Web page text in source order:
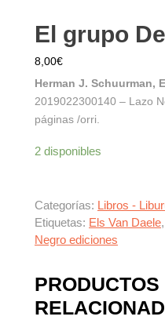
El grupo
8,00€
Herman J. Schuurman,
2019022300140 – Lazo
páginas /orri.
2 disponibles
Categorías: Libros -
Etiquetas: Els Van Daele,
Negro ediciones
PRODUCTOS